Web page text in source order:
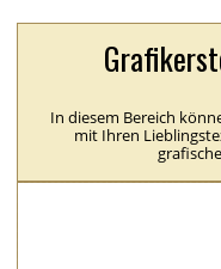
In diesem Bereich
mit Ihren